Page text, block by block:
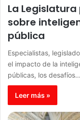
La
sobre
pública
Especialistas,
el impacto de la
públicas, los desafíos…
Leer más »